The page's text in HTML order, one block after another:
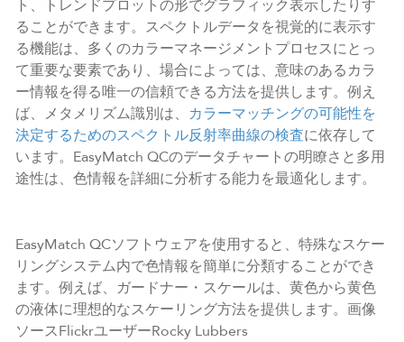
ト、トレンドプロットの形でグラフィック表示したりす
ることができます。スペクトルデータを視覚的に表示す
る機能は、多くのカラーマネージメントプロセスにとっ
て重要な要素であり、場合によっては、意味のあるカラ
ー情報を得る唯一の信頼できる方法を提供します。例え
ば、メタメリズム識別は、 カラーマッチングの可能性を
決定するためのスペクトル反射率曲線の検査に依存して
います。EasyMatch QCのデータチャートの明瞭さと多用
途性は、色情報を詳細に分析する能力を最適化します。
EasyMatch QCソフトウェアを使用すると、特殊なスケー
リングシステム内で色情報を簡単に分類することができ
ます。例えば、ガードナー・スケールは、黄色から黄色
の液体に理想的なスケーリング方法を提供します。画像
ソースFlickrユーザーRocky Lubbers